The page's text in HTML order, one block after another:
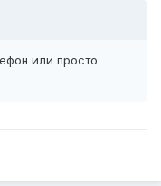
или просто